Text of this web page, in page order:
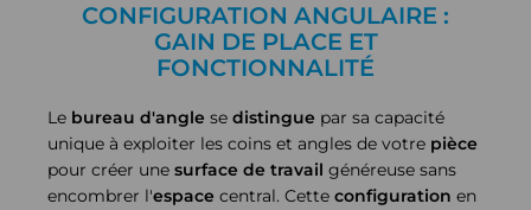
CONFIGURATION ANGULAIRE :
GAIN DE PLACE ET
FONCTIONNALITÉ
Le bureau d'angle se distingue par sa capacité
unique à exploiter les coins et angles de votre pièce
pour créer une surface de travail généreuse sans
encombrer l'espace central. Cette configuration en